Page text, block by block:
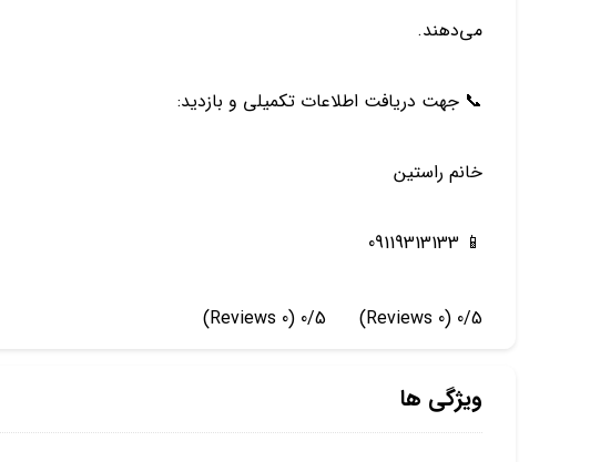
می‌دهند.
📞 جهت دریافت اطلاعات تکمیلی و بازدید:
خانم راستین
📱 09119313133
0/5
(0 Reviews)
0/5
(0 Reviews)
ویژگی ها